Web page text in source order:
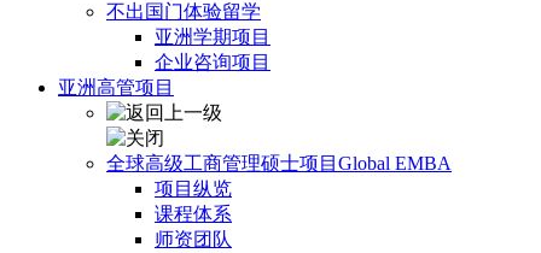
不出国门体验留学
亚洲学期项目
企业咨询项目
亚洲高管项目
全球高级工商管理硕士项目Global EMBA
项目纵览
课程体系
师资团队